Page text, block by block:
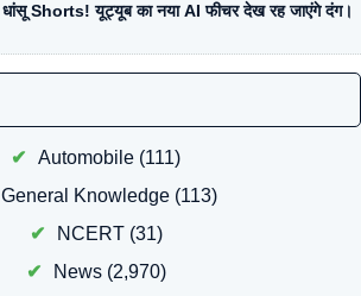
Shorts! यूट्यूब का नया AI फीचर देख रह जाएंगे दंग।
Automobile (111)
General Knowledge (113)
NCERT(31)
News(2,970)